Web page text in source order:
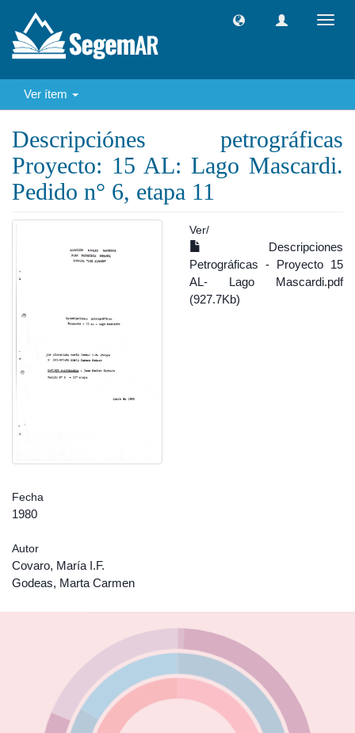
Ver ítem
Descripciónes petrográficas
Proyecto: 15 AL: Lago Mascardi.
Pedido n° 6, etapa 11
Ver/
Descripciones
Petrográficas - Proyecto 15
AL- Lago Mascardi.pdf
(927.7Kb)
Fecha
1980
Autor
Covaro, María I.F.
Godeas, Marta Carmen